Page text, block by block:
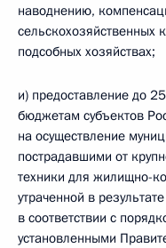
наводнению,
сельскохозяйственных
подсобных хозяйствах;
и) предоставление до
бюджетам субъектов
на осуществление
пострадавшими от
техники для жилищно-
утраченной в
в соответствии с
установленными